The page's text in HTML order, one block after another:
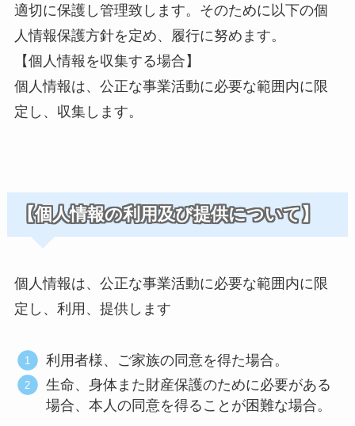
適切に保護し管理致します。そのために以下の個
人情報保護方針を定め、履行に努めます。
【個人情報を収集する場合】
個人情報は、公正な事業活動に必要な範囲内に限
定し、収集します。
【個人情報の利用及び提供について】
個人情報は、公正な事業活動に必要な範囲内に限
定し、利用、提供します
利用者様、ご家族の同意を得た場合。
生命、身体また財産保護のために必要がある
場合、本人の同意を得ることが困難な場合。